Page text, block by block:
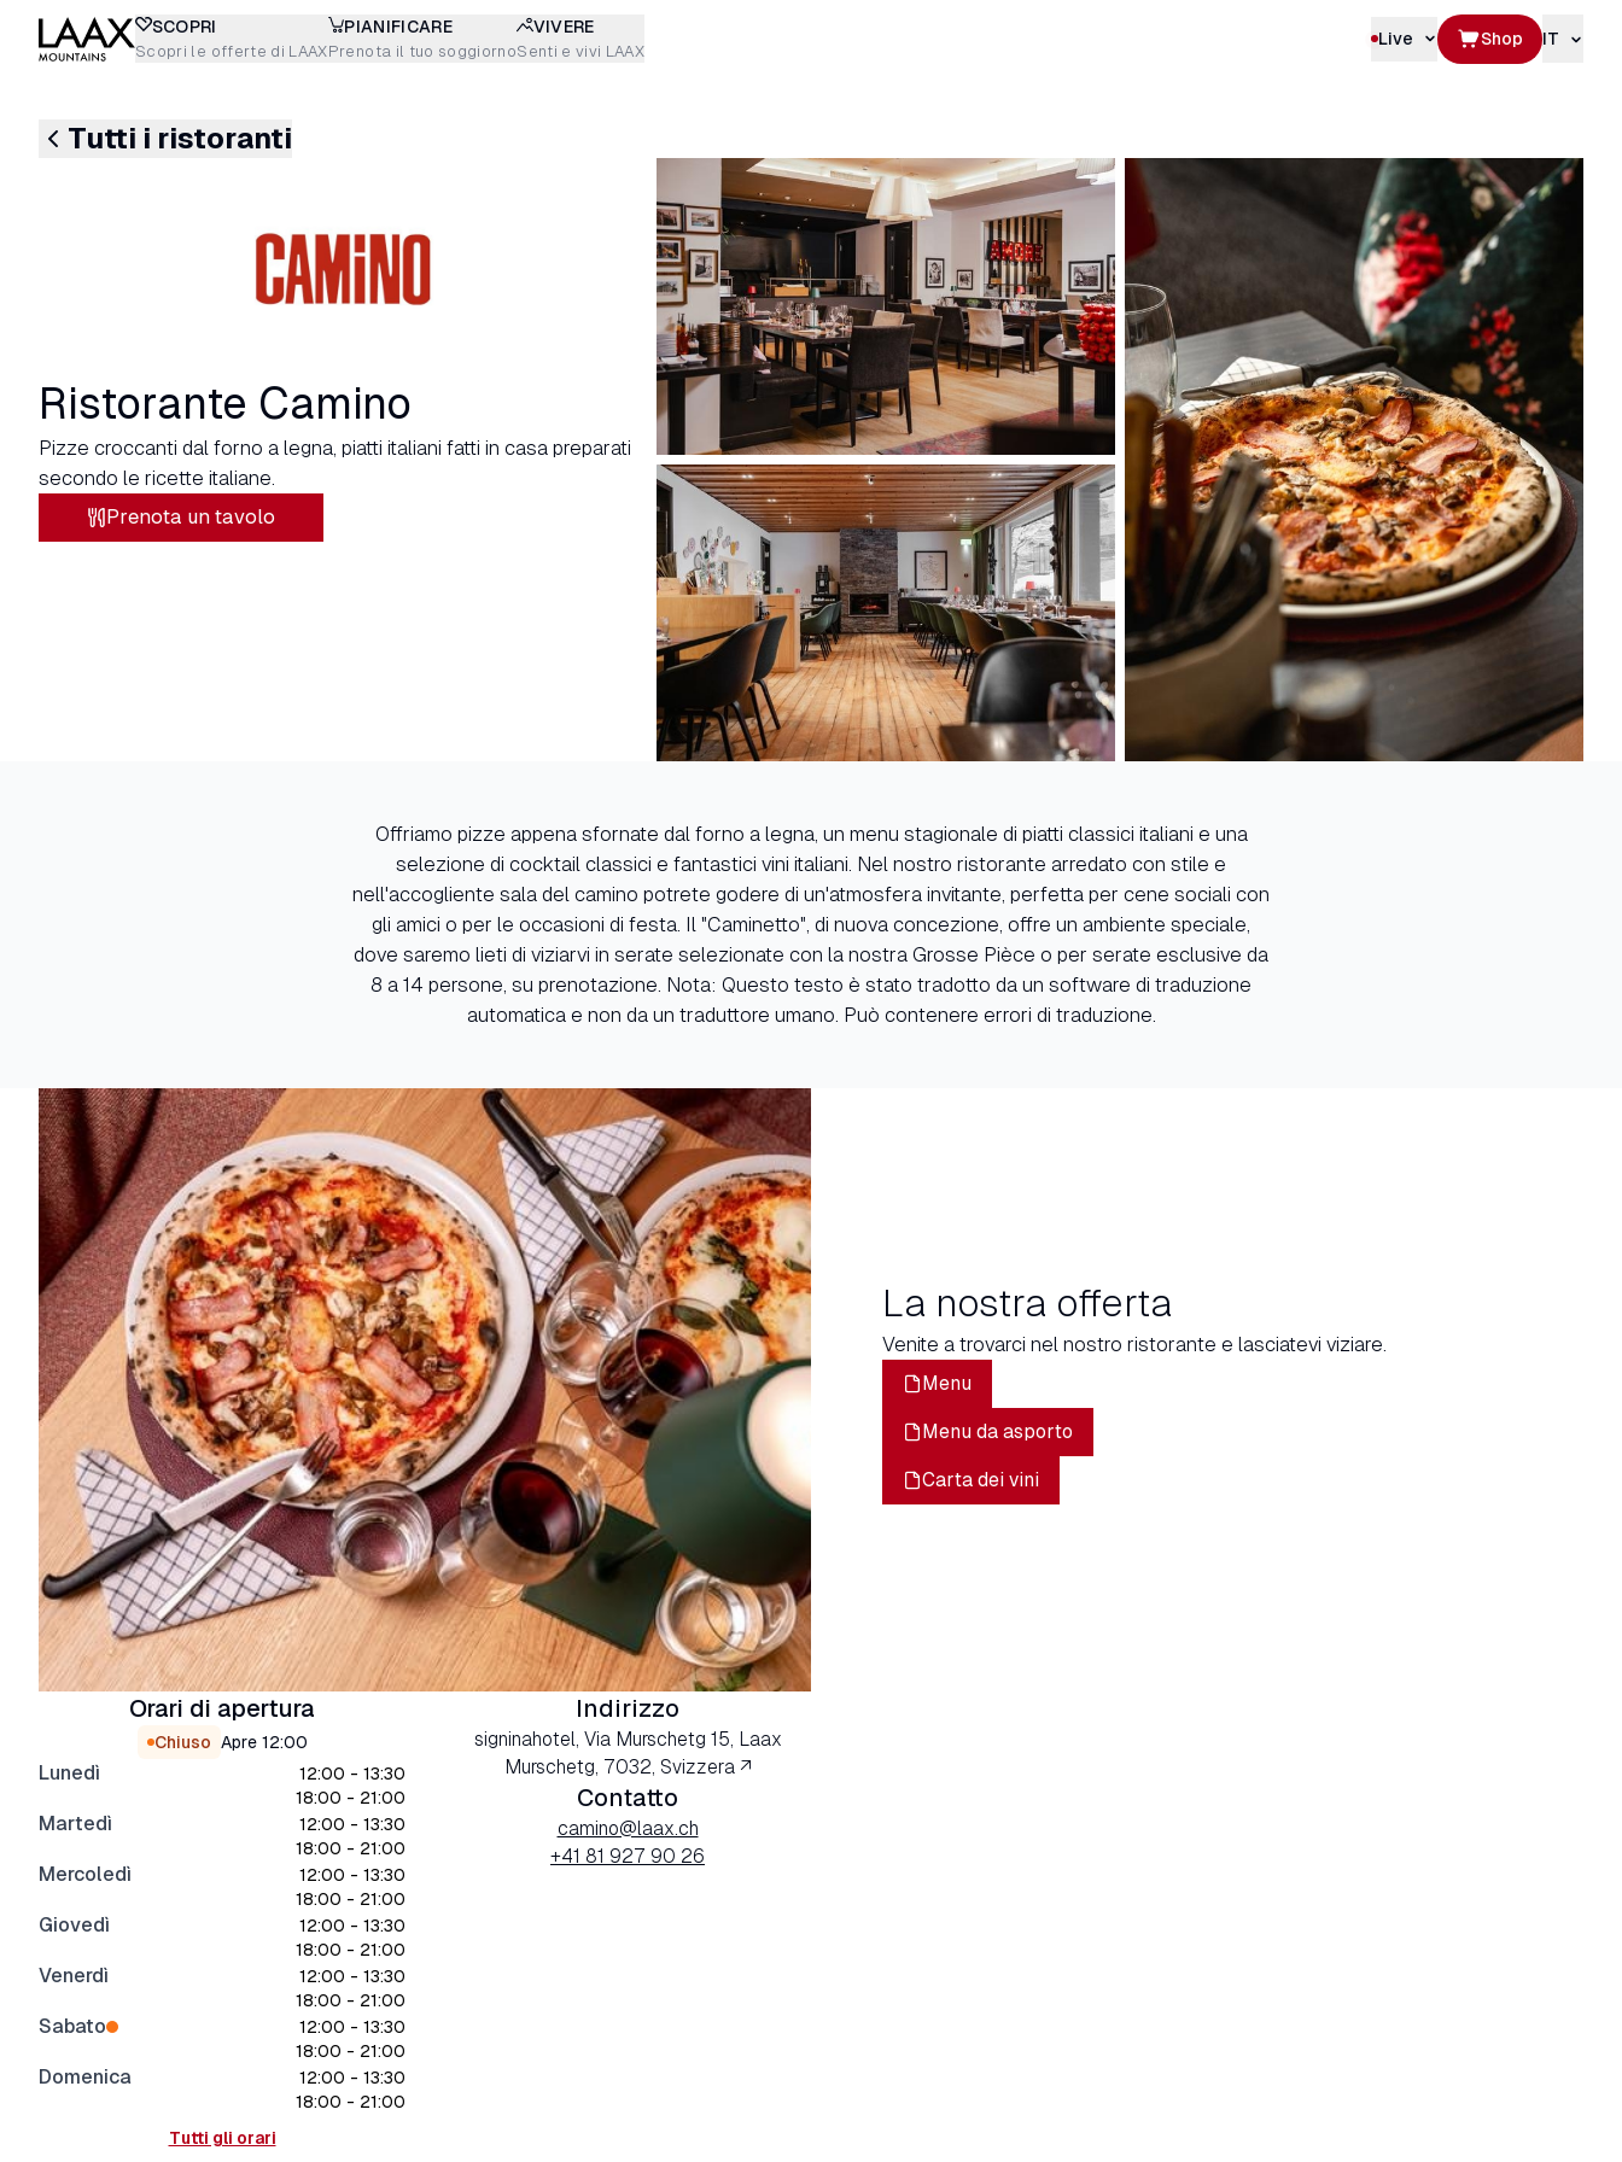
SCOPRI
Scopri le offerte di LAAX
PIANIFICARE
Prenota il tuo soggiorno
VIVERE
Senti e vivi LAAX
Live Shop IT
Tutti i ristoranti
Ristorante Camino
Pizze croccanti dal forno a legna, piatti italiani fatti in casa preparati
secondo le ricette italiane.
Prenota un tavolo
Offriamo pizze appena sfornate dal forno a legna, un menu stagionale di piatti classici italiani e una
selezione di cocktail classici e fantastici vini italiani. Nel nostro ristorante arredato con stile e
nell'accogliente sala del camino potrete godere di un'atmosfera invitante, perfetta per cene sociali con
gli amici o per le occasioni di festa. Il "Caminetto", di nuova concezione, offre un ambiente speciale,
dove saremo lieti di viziarvi in serate selezionate con la nostra Grosse Pièce o per serate esclusive da
8 a 14 persone, su prenotazione. Nota: Questo testo è stato tradotto da un software di traduzione
automatica e non da un traduttore umano. Può contenere errori di traduzione.
La nostra offerta
Venite a trovarci nel nostro ristorante e lasciatevi viziare.
Menu
Menu da asporto
Carta dei vini
Orari di apertura
Chiuso Apre 12:00
Lunedì
12:00 - 13:30
18:00 - 21:00
Martedì
12:00 - 13:30
18:00 - 21:00
Mercoledì
12:00 - 13:30
18:00 - 21:00
Giovedì
12:00 - 13:30
18:00 - 21:00
Venerdì
12:00 - 13:30
18:00 - 21:00
Sabato
12:00 - 13:30
18:00 - 21:00
Domenica
12:00 - 13:30
18:00 - 21:00
Tutti gli orari
Indirizzo
signinahotel, Via Murschetg 15, Laax
Murschetg, 7032, Svizzera ↗
Contatto
camino@laax.ch
+41 81 927 90 26